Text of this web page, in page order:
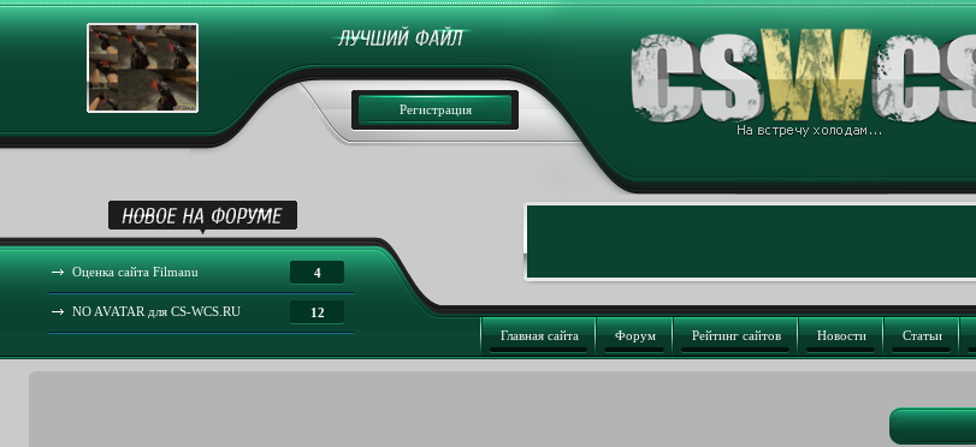
Регистрация
4
Оценка сайта Filmanu
12
NO AVATAR для CS-WCS.RU
Главная сайта
Форум Рейтинг сайтов Новости Статьи